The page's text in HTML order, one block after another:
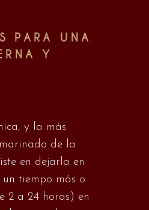
PARA UNA
Y
y la más
de la
en dejarla en
tiempo más o
2 a 24 horas) en